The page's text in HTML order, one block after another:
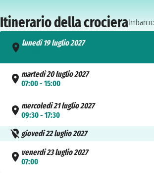
Itinerario della crocieraImbarco:
lunedì 19 luglio 2027
martedì 20 luglio 2027
07:00 - 15:00
mercoledì 21 luglio 2027
09:30 - 17:30
giovedì 22 luglio 2027
venerdì 23 luglio 2027
07:00